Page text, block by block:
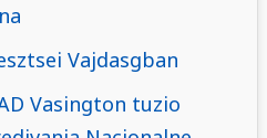
Vajdasgban
Vasington tuzio